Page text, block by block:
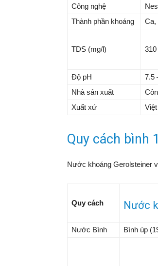
Công nghệ
Thành phần khoáng
Ca,
TDS (mg/l)
Độ pH 7.5
Nhà sản xuất
Xuất xứ
Quy cách bình
Nước khoáng Gerolsteiner
Quy cách Nước
Nước Bình Bình úp